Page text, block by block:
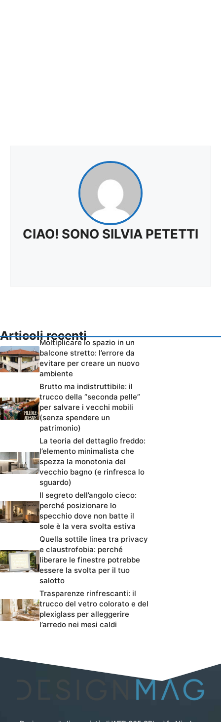
CIAO! SONO SILVIA PETETTI
Articoli recenti
Moltiplicare lo spazio in un
balcone stretto: l’errore da
evitare per creare un nuovo
ambiente
Brutto ma indistruttibile: il
trucco della “seconda pelle”
per salvare i vecchi mobili
(senza spendere un
patrimonio)
La teoria del dettaglio freddo:
l’elemento minimalista che
spezza la monotonia del
vecchio bagno (e rinfresca lo
sguardo)
Il segreto dell’angolo cieco:
perché posizionare lo
specchio dove non batte il
sole è la vera svolta estiva
Quella sottile linea tra privacy
e claustrofobia: perché
liberare le finestre potrebbe
essere la svolta per il tuo
salotto
Trasparenze rinfrescanti: il
trucco del vetro colorato e del
plexiglass per alleggerire
l’arredo nei mesi caldi